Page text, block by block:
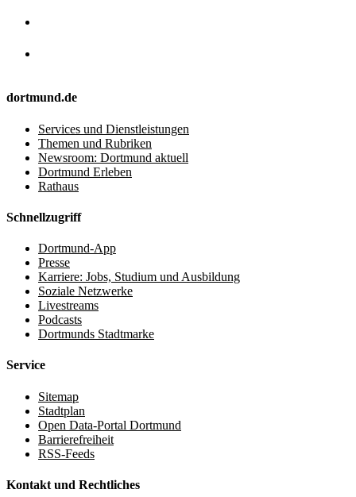
dortmund.de
Services und Dienstleistungen
Themen und Rubriken
Newsroom: Dortmund aktuell
Dortmund Erleben
Rathaus
Schnellzugriff
Dortmund-App
Presse
Karriere: Jobs, Studium und Ausbildung
Soziale Netzwerke
Livestreams
Podcasts
Dortmunds Stadtmarke
Service
Sitemap
Stadtplan
Open Data-Portal Dortmund
Barrierefreiheit
RSS-Feeds
Kontakt und Rechtliches